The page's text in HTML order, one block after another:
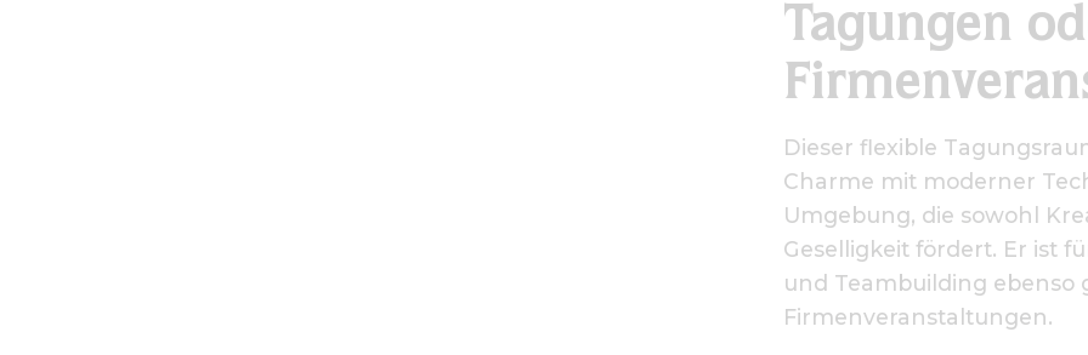
Tagungen
Dieser flexible
Charme mit moderner
Umgebung, die sowohl
Geselligkeit fördert. Er ist
und Teambuilding ebenso
Firmenveranstaltungen.